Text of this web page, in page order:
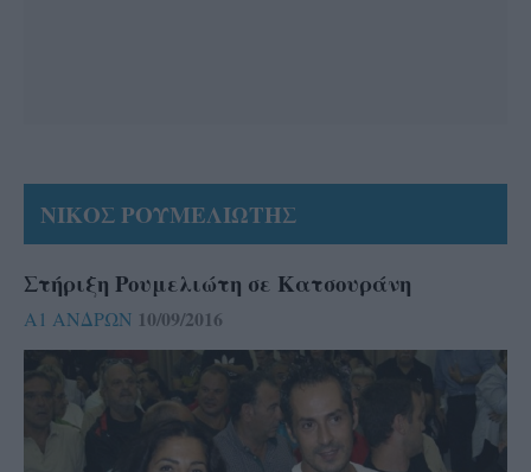
ΝΙΚΟΣ ΡΟΥΜΕΛΙΩΤΗΣ
Στήριξη Ρουμελιώτη σε Κατσουράνη
Α1 ΑΝΔΡΩΝ 10/09/2016